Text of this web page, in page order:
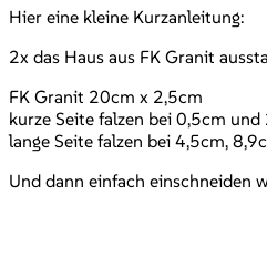
Hier eine kleine Kurzanleitung:
2x das Haus aus FK Granit
FK Granit 20cm x 2,5cm
kurze Seite falzen bei 0,5cm und
lange Seite falzen bei 4,5cm,
Und dann einfach einschneiden